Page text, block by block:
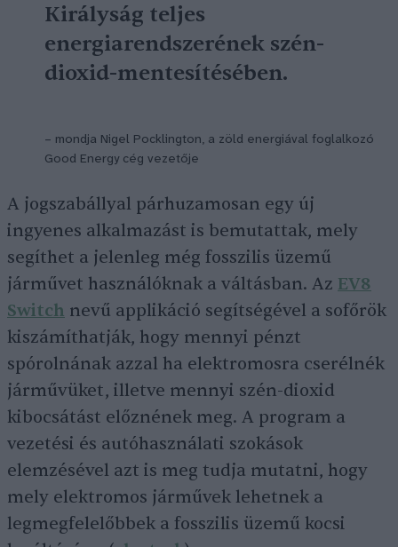
Királyság teljes
energiarendszerének szén-
dioxid-mentesítésében.
– mondja Nigel Pocklington, a zöld energiával foglalkozó
Good Energy cég vezetője
A jogszabállyal párhuzamosan egy új
ingyenes alkalmazást is bemutattak, mely
segíthet a jelenleg még fosszilis üzemű
járművet használóknak a váltásban. Az EV8
Switch nevű applikáció segítségével a sofőrök
kiszámíthatják, hogy mennyi pénzt
spórolnának azzal ha elektromosra cserélnék
járművüket, illetve mennyi szén-dioxid
kibocsátást előznének meg. A program a
vezetési és autóhasználati szokások
elemzésével azt is meg tudja mutatni, hogy
mely elektromos járművek lehetnek a
legmegfelelőbbek a fosszilis üzemű kocsi